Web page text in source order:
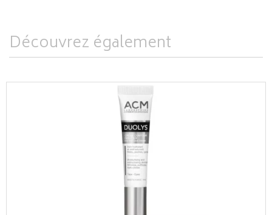
Découvrez également